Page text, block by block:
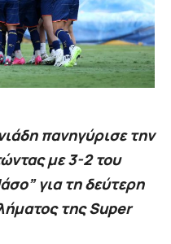
πανηγύρισε την
με 3-2 του
για τη δεύτερη
της Super